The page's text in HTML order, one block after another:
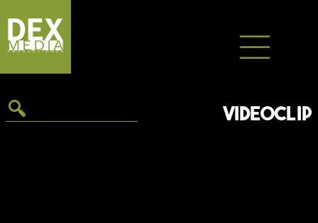
contenido
VIDEOCLIP